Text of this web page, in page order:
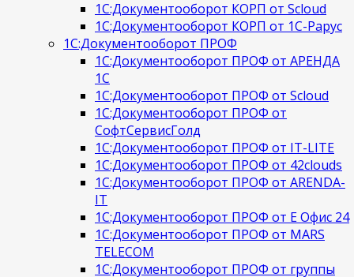
1С:Документооборот КОРП от Scloud
1С:Документооборот КОРП от 1С-Рарус
1С:Документооборот ПРОФ
1С:Документооборот ПРОФ от АРЕНДА
1С
1С:Документооборот ПРОФ от Scloud
1С:Документооборот ПРОФ от
СофтСервисГолд
1С:Документооборот ПРОФ от IT-LITE
1С:Документооборот ПРОФ от 42clouds
1С:Документооборот ПРОФ от ARENDA-
IT
1С:Документооборот ПРОФ от Е Офис 24
1С:Документооборот ПРОФ от MARS
TELECOM
1С:Документооборот ПРОФ от группы